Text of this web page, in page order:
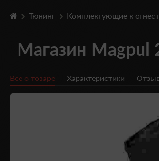
Тюнинг Комплектующие к
Магазин Magpul
Все о товаре Характеристики